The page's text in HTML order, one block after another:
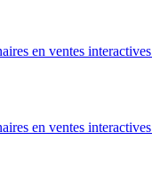
en ventes interactives
en ventes interactives